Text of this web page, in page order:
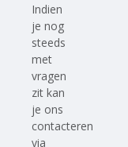
Indien
je nog
steeds
met
vragen
zit kan
je ons
contacteren
via